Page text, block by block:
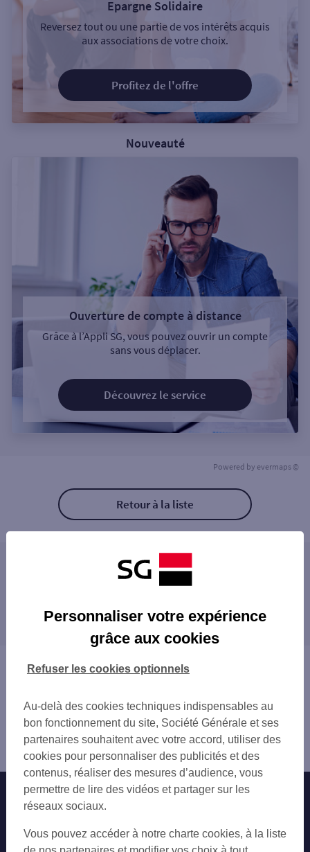
Epargne Solidaire
Reversez tout ou une partie de vos intérêts acquis
aux associations de votre choix.
Profitez de l'offre
Nouveauté
Ouverture de compte à distance
Grâce à l’Appli SG, vous pouvez ouvrir un compte
sans vous déplacer.
Découvrez le service
Powered by evermaps ©
Retour à la liste
Les distributeurs/automates à proximité
LE NEUBOURG 23 RUE DUPONT DE L EURE
BERNAY 24 RUE THIERS
GRAND BOURGTHEROULDE 75 GDE RUE
TOTAL BOSG ND
PONT AUDEMER 9 PL VICTOR HUGO
proximité
Vous êtes ici : Accueil
Brionne
Distributeur/automate BRIONNE
Nos engagements Nous contacter
Autres sites SG
Professionnels
Personnaliser votre expérience
grâce aux cookies
Au-delà des cookies techniques indispensables au
bon fonctionnement du site, Société Générale et ses
partenaires souhaitent avec votre accord, utiliser des
cookies pour personnaliser des publicités et des
contenus, réaliser des mesures d’audience, vous
permettre de lire des vidéos et partager sur les
réseaux sociaux.
Vous pouvez accéder à notre charte cookies, à la liste
Refuser les cookies optionnels